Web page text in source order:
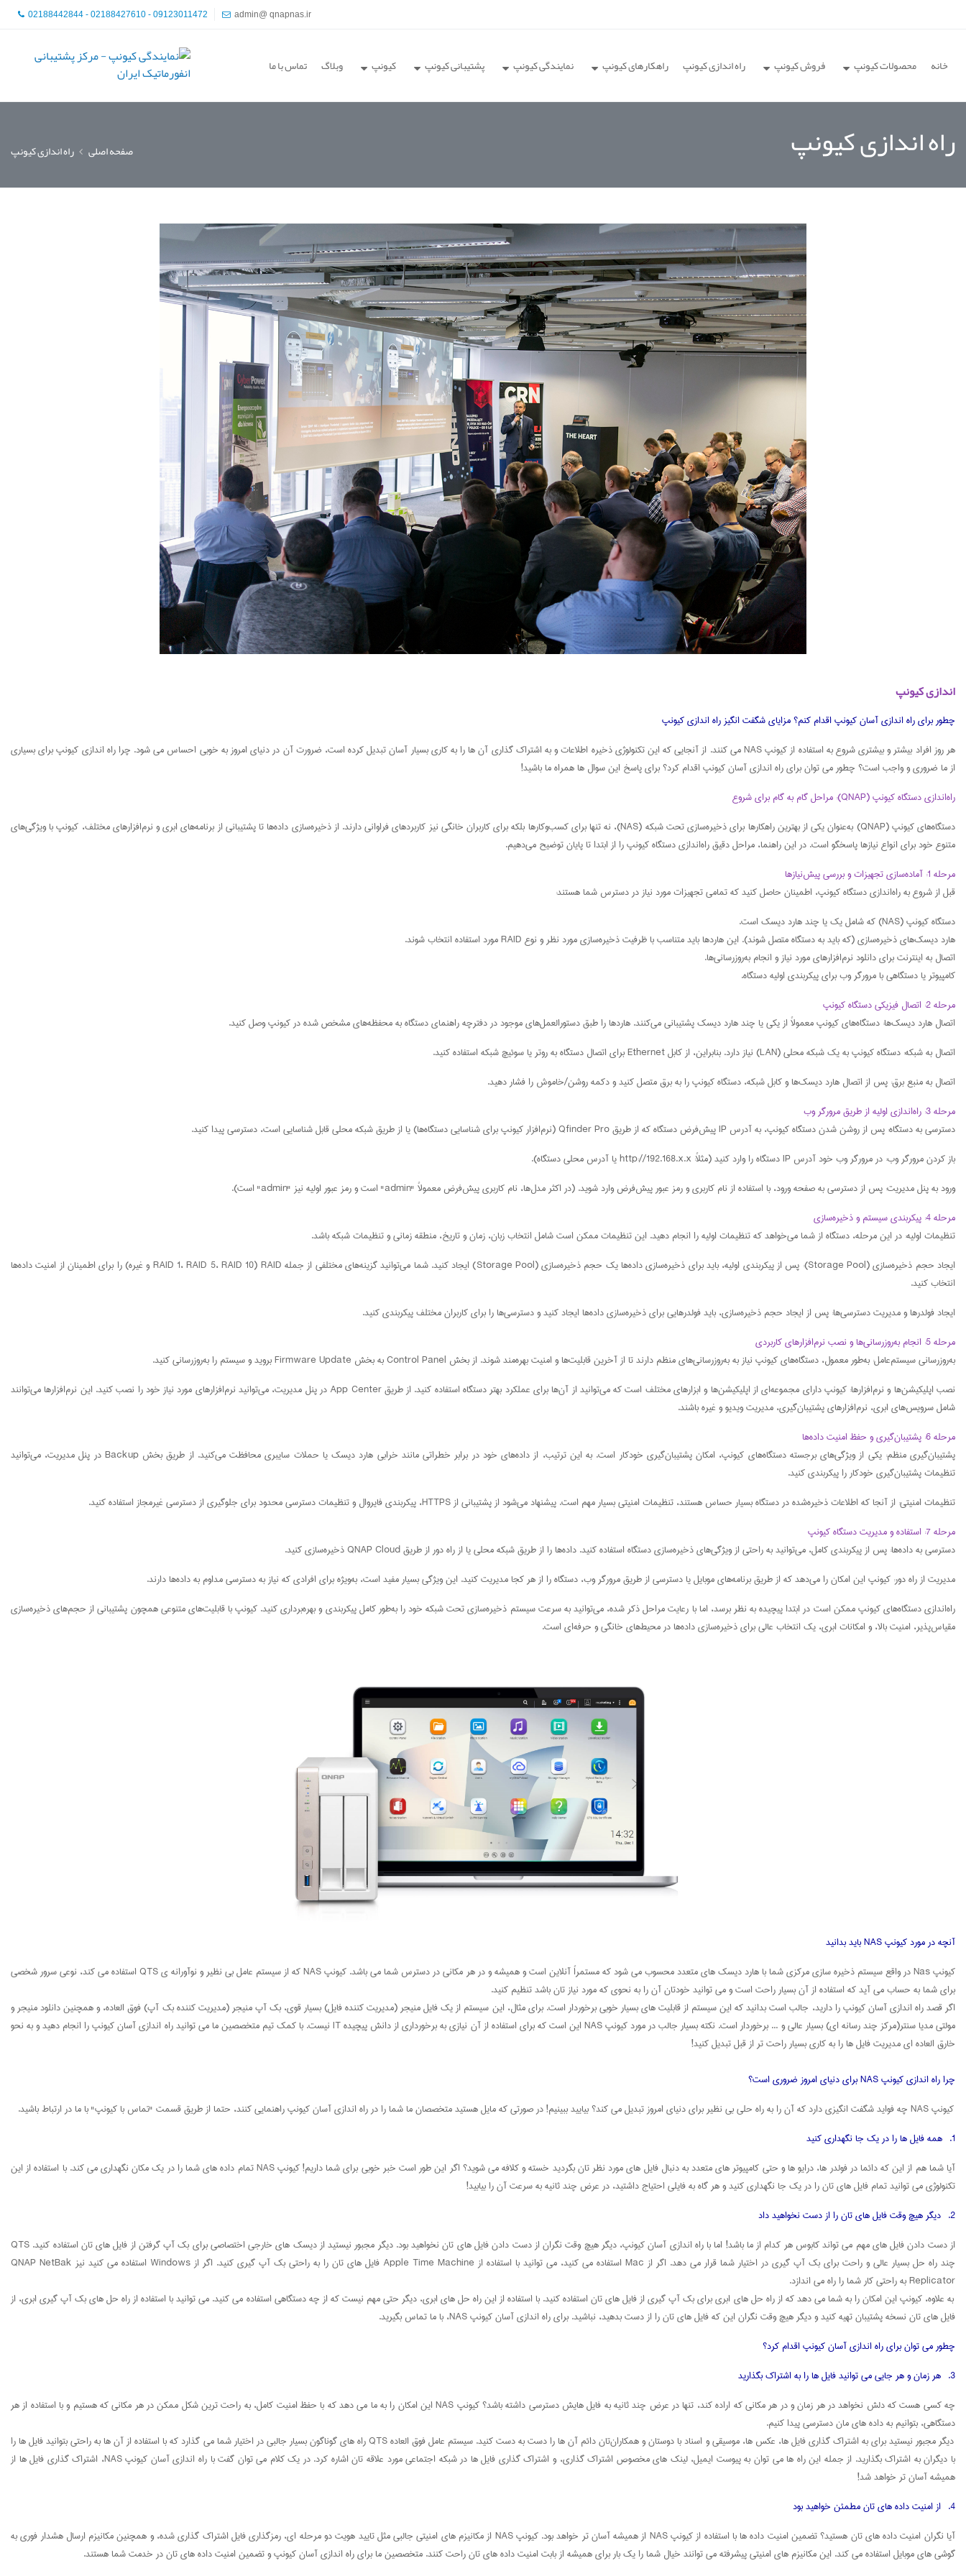
02188442844 - 02188427610 - 09123011472 admin@ qnapnas.ir
خانه محصولات کیونپ فروش کیونپ راه اندازی کیونپ راهکارهای کیونپ نمایندگی کیونپ پشتیبانی کیونپ کیونپ وبلاگ تماس با ما
راه اندازی کیونپ صفحه اصلی راه اندازی کیونپ
اندازی کیونپ
چطور برای راه اندازی آسان کیونپ اقدام کنم؟ مزایای شگفت انگیز راه اندازی کیونپ
هر روز افراد بیشتر و بیشتری شروع به استفاده از کیونپ NAS می کنند. از آنجایی که این تکنولوژی ذخیره اطلاعات و به اشتراک گذاری آن ها را به کاری بسیار آسان تبدیل کرده است، ضرورت آن در دنیای امروز به خوبی احساس می شود. چرا راه اندازی کیونپ برای بسیاری
از ما ضروری و واجب است؟ چطور می توان برای راه اندازی آسان کیونپ اقدام کرد؟ برای پاسخ این سوال ها همراه ما باشید!
راه‌اندازی دستگاه کیونپ (QNAP): مراحل گام به گام برای شروع
دستگاه‌های کیونپ (QNAP) به‌عنوان یکی از بهترین راهکارها برای ذخیره‌سازی تحت شبکه (NAS)، نه تنها برای کسب‌وکارها بلکه برای کاربران خانگی نیز کاربردهای فراوانی دارند. از ذخیره‌سازی داده‌ها تا پشتیبانی از برنامه‌های ابری و نرم‌افزارهای مختلف، کیونپ با ویژگی‌های
متنوع خود برای انواع نیازها پاسخگو است. در این راهنما، مراحل دقیق راه‌اندازی دستگاه کیونپ را از ابتدا تا پایان توضیح می‌دهیم.
مرحله 1: آماده‌سازی تجهیزات و بررسی پیش‌نیازها
قبل از شروع به راه‌اندازی دستگاه کیونپ، اطمینان حاصل کنید که تمامی تجهیزات مورد نیاز در دسترس شما هستند:
دستگاه کیونپ (NAS) که شامل یک یا چند هارد دیسک است.
هارد دیسک‌های ذخیره‌سازی (که باید به دستگاه متصل شوند). این هاردها باید متناسب با ظرفیت ذخیره‌سازی مورد نظر و نوع RAID مورد استفاده انتخاب شوند.
اتصال به اینترنت برای دانلود نرم‌افزارهای مورد نیاز و انجام به‌روزرسانی‌ها.
کامپیوتر یا دستگاهی با مرورگر وب برای پیکربندی اولیه دستگاه.
مرحله 2: اتصال فیزیکی دستگاه کیونپ
اتصال هارد دیسک‌ها: دستگاه‌های کیونپ معمولاً از یکی یا چند هارد دیسک پشتیبانی می‌کنند. هاردها را طبق دستورالعمل‌های موجود در دفترچه راهنمای دستگاه به محفظه‌های مشخص شده در کیونپ وصل کنید.
اتصال به شبکه: دستگاه کیونپ به یک شبکه محلی (LAN) نیاز دارد. بنابراین، از کابل Ethernet برای اتصال دستگاه به روتر یا سوئیچ شبکه استفاده کنید.
اتصال به منبع برق: پس از اتصال هارد دیسک‌ها و کابل شبکه، دستگاه کیونپ را به برق متصل کنید و دکمه روشن/خاموش را فشار دهید.
مرحله 3: راه‌اندازی اولیه از طریق مرورگر وب
دسترسی به دستگاه: پس از روشن شدن دستگاه کیونپ، به آدرس IP پیش‌فرض دستگاه که از طریق Qfinder Pro (نرم‌افزار کیونپ برای شناسایی دستگاه‌ها) یا از طریق شبکه محلی قابل شناسایی است، دسترسی پیدا کنید.
باز کردن مرورگر وب: در مرورگر وب خود آدرس IP دستگاه را وارد کنید (مثلاً: http://192.168.x.x یا آدرس محلی دستگاه).
ورود به پنل مدیریت: پس از دسترسی به صفحه ورود، با استفاده از نام کاربری و رمز عبور پیش‌فرض وارد شوید. (در اکثر مدل‌ها، نام کاربری پیش‌فرض معمولاً "admin" است و رمز عبور اولیه نیز "admin" است).
مرحله 4: پیکربندی سیستم و ذخیره‌سازی
تنظیمات اولیه: در این مرحله، دستگاه از شما می‌خواهد که تنظیمات اولیه را انجام دهید. این تنظیمات ممکن است شامل انتخاب زبان، زمان و تاریخ، منطقه زمانی و تنظیمات شبکه باشد.
ایجاد حجم ذخیره‌سازی (Storage Pool): پس از پیکربندی اولیه، باید برای ذخیره‌سازی داده‌ها یک حجم ذخیره‌سازی (Storage Pool) ایجاد کنید. شما می‌توانید گزینه‌های مختلفی از جمله RAID (RAID 1، RAID 5، RAID 10 و غیره) را برای اطمینان از امنیت داده‌ها
انتخاب کنید.
ایجاد فولدرها و مدیریت دسترسی‌ها: پس از ایجاد حجم ذخیره‌سازی، باید فولدرهایی برای ذخیره‌سازی داده‌ها ایجاد کنید و دسترسی‌ها را برای کاربران مختلف پیکربندی کنید.
مرحله 5: انجام به‌روزرسانی‌ها و نصب نرم‌افزارهای کاربردی
به‌روزرسانی سیستم‌عامل: به‌طور معمول، دستگاه‌های کیونپ نیاز به به‌روزرسانی‌های منظم دارند تا از آخرین قابلیت‌ها و امنیت بهره‌مند شوند. از بخش Control Panel به بخش Firmware Update بروید و سیستم را به‌روزرسانی کنید.
نصب اپلیکیشن‌ها و نرم‌افزارها: کیونپ دارای مجموعه‌ای از اپلیکیشن‌ها و ابزارهای مختلف است که می‌توانید از آن‌ها برای عملکرد بهتر دستگاه استفاده کنید. از طریق App Center در پنل مدیریت، می‌توانید نرم‌افزارهای مورد نیاز خود را نصب کنید. این نرم‌افزارها می‌توانند
شامل سرویس‌های ابری، نرم‌افزارهای پشتیبان‌گیری، مدیریت ویدیو و غیره باشند.
مرحله 6: پشتیبان‌گیری و حفظ امنیت داده‌ها
پشتیبان‌گیری منظم: یکی از ویژگی‌های برجسته دستگاه‌های کیونپ، امکان پشتیبان‌گیری خودکار است. به این ترتیب، از داده‌های خود در برابر خطراتی مانند خرابی هارد دیسک یا حملات سایبری محافظت می‌کنید. از طریق بخش Backup در پنل مدیریت، می‌توانید
تنظیمات پشتیبان‌گیری خودکار را پیکربندی کنید.
تنظیمات امنیتی: از آنجا که اطلاعات ذخیره‌شده در دستگاه بسیار حساس هستند، تنظیمات امنیتی بسیار مهم است. پیشنهاد می‌شود از پشتیبانی از HTTPS، پیکربندی فایروال و تنظیمات دسترسی محدود برای جلوگیری از دسترسی غیرمجاز استفاده کنید.
مرحله 7: استفاده و مدیریت دستگاه کیونپ
دسترسی به داده‌ها: پس از پیکربندی کامل، می‌توانید به راحتی از ویژگی‌های ذخیره‌سازی دستگاه استفاده کنید. داده‌ها را از طریق شبکه محلی یا از راه دور از طریق QNAP Cloud ذخیره‌سازی کنید.
مدیریت از راه دور: کیونپ این امکان را می‌دهد که از طریق برنامه‌های موبایل یا دسترسی از طریق مرورگر وب، دستگاه را از هر کجا مدیریت کنید. این ویژگی بسیار مفید است، به‌ویژه برای افرادی که نیاز به دسترسی مداوم به داده‌ها دارند.
راه‌اندازی دستگاه‌های کیونپ ممکن است در ابتدا پیچیده به نظر برسد، اما با رعایت مراحل ذکر شده، می‌توانید به سرعت سیستم ذخیره‌سازی تحت شبکه خود را به‌طور کامل پیکربندی و بهره‌برداری کنید. کیونپ با قابلیت‌های متنوعی همچون پشتیبانی از حجم‌های ذخیره‌سازی
مقیاس‌پذیر، امنیت بالا، و امکانات ابری، یک انتخاب عالی برای ذخیره‌سازی داده‌ها در محیط‌های خانگی و حرفه‌ای است.
آنچه در مورد کیونپ NAS باید بدانید
کیونپ Nas در واقع سیستم ذخیره سازی مرکزی شما با هارد دیسک های متعدد محسوب می شود که مستمراً آنلاین است و همیشه و در هر مکانی در دسترس شما می باشد. کیونپ NAS که از سیستم عامل بی نظیر و نوآورانه ی QTS استفاده می کند، نوعی سرور شخصی
برای شما به حساب می آید که استفاده از آن بسیار راحت است و می توانید خودتان آن را به نحوی که مورد نیاز تان باشد تنظیم کنید.
اگر قصد راه اندازی آسان کیونپ را دارید، جالب است بدانید که این سیستم از قابلیت های بسیار خوبی برخوردار است. برای مثال، این سیستم از یک فایل منیجر (مدیریت کننده فایل) بسیار قوی، بک آپ منیجر (مدیریت کننده بک آپ) فوق العاده، و همچنین دانلود منیجر و
مولتی مدیا سنتر(مرکز چند رسانه ای) بسیار عالی و ... برخوردار است. نکته بسیار جالب در مورد کیونپ NAS این است که برای استفاده از آن نیازی به برخورداری از دانش پیچیده IT نیست. با کمک تیم متخصصین ما می توانید راه اندازی آسان کیونپ را انجام دهید و به نحو
خارق العاده ای مدیریت فایل ها را به کاری بسیار راحت تر از قبل تبدیل کنید!
چرا راه اندازی کیونپ NAS برای دنیای امروز ضروری است؟
کیونپ NAS چه فواید شگفت انگیزی دارد که آن را به راه حلی بی نظیر برای دنیای امروز تبدیل می کند؟ بیایید ببینیم! در صورتی که مایل هستید متخصصان ما شما را در راه اندازی آسان کیونپ راهنمایی کنند، حتما از طریق قسمت "تماس با کیونپ" با ما در ارتباط باشید.
1. همه فایل ها را در یک جا نگهداری کنید
آیا شما هم از این که دائما در فولدر ها، درایو ها و حتی کامپیوتر های متعدد به دنبال فایل های مورد نظر تان بگردید خسته و کلافه می شوید؟ اگر این طور است خبر خوبی برای شما داریم! کیونپ NAS تمام داده های شما را در یک مکان نگهداری می کند. با استفاده از این
تکنولوژی می توانید تمام فایل های تان را در یک جا نگهداری کنید و هر گاه به فایلی احتیاج داشتید، در عرض چند ثانیه به سرعت آن را بیابید!
2. دیگر هیچ وقت فایل های تان را از دست نخواهید داد
از دست دادن فایل های مهم می تواند کابوس هر کدام از ما باشد! اما با راه اندازی آسان کیونپ، دیگر هیچ وقت نگران از دست دادن فایل های تان نخواهید بود. دیگر مجبور نیستید از دیسک های خارجی اختصاصی برای بک آپ گرفتن از فایل های تان استفاده کنید. QTS
چند راه حل بسیار عالی و راحت برای بک آپ گیری در اختیار شما قرار می دهد. اگر از Mac استفاده می کنید، می توانید با استفاده از Apple Time Machine فایل های تان را به راحتی بک آپ گیری کنید. اگر از Windows استفاده می کنید نیز QNAP NetBak
Replicator به راحتی کار شما را راه می اندازد.
به علاوه، کیونپ این امکان را به شما می دهد که از راه حل های ابری برای بک آپ گیری از فایل های تان استفاده کنید. با استفاده از این راه حل های ابری، دیگر حتی مهم نیست که از چه دستگاهی استفاده می کنید. می توانید با استفاده از راه حل های بک آپ گیری ابری، از
فایل های تان نسخه پشتیبان تهیه کنید و دیگر هیچ وقت نگران این که فایل های تان را از دست بدهید، نباشید. برای راه اندازی آسان کیونپ NAS، با ما تماس بگیرید.
چطور می توان برای راه اندازی آسان کیونپ اقدام کرد؟
3. هر زمان و هر جایی می توانید فایل ها را به اشتراک بگذارید
چه کسی هست که دلش نخواهد در هر زمان و در هر مکانی که اراده کند، تنها در عرض چند ثانیه به فایل هایش دسترسی داشته باشد؟ کیونپ NAS این امکان را به ما می دهد که با حفظ امنیت کامل، به راحت ترین شکل ممکن در هر مکانی که هستیم و با استفاده از هر
دستگاهی، بتوانیم به داده های مان دسترسی پیدا کنیم.
دیگر مجبور نیستید برای به اشتراک گذاری فایل ها، عکس ها، موسیقی و اسناد با دوستان و همکاران‌تان دائم آن ها را دست به دست کنید. سیستم عامل فوق العاده QTS راه های گوناگون بسیار جالبی در اختیار شما می گذارد که با استفاده از آن ها به راحتی بتوانید فایل ها را
با دیگران به اشتراک بگذارید. از جمله این راه ها می توان به پیوست ایمیل، لینک های مخصوص اشتراک گذاری، و اشتراک گذاری فایل ها در شبکه اجتماعی مورد علاقه تان اشاره کرد. در یک کلام می توان گفت با راه اندازی آسان کیونپ NAS، اشتراک گذاری فایل ها از
همیشه آسان تر خواهد شد!
4. از امنیت داده های تان مطمئن خواهید بود
آیا نگران امنیت داده های تان هستید؟ تضمین امنیت داده ها با استفاده از کیونپ NAS از همیشه آسان تر خواهد بود. کیونپ NAS از مکانیزم های امنیتی جالبی مثل تایید هویت دو مرحله ای، رمزگذاری فایل اشتراک گذاری شده، و همچنین مکانیزم ارسال هشدار فوری به
گوشی های موبایل استفاده می کند. این مکانیزم های امنیتی پیشرفته می توانند خیال شما را یک بار برای همیشه از بابت امنیت داده های تان راحت کنند. متخصصین ما برای راه اندازی آسان کیونپ و تضمین امنیت داده های تان در خدمت شما هستند.